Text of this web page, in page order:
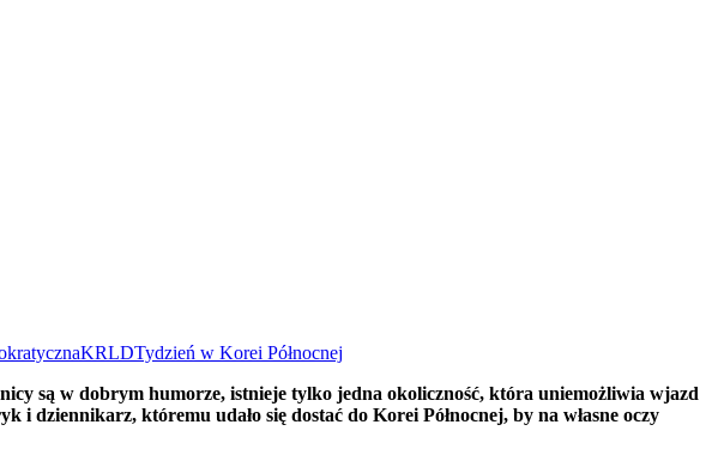
KRLDTydzień w Korei Północnej
są w dobrym humorze, istnieje tylko jedna okoliczność, która uniemożliwia wjazd
dziennikarz, któremu udało się dostać do Korei Północnej, by na własne oczy